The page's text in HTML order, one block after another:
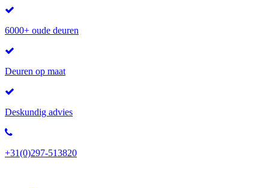
6000+ oude deuren
Deuren op maat
Deskundig advies
+31(0)297-513820